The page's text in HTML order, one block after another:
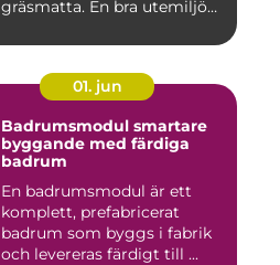
gräsmatta. En bra utemiljö
01. jun
Badrumsmodul smartare
byggande med färdiga
badrum
En badrumsmodul är ett
komplett, prefabricerat
badrum som byggs i fabrik
och levereras färdigt till ...